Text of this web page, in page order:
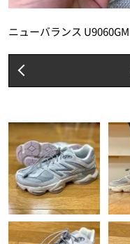
ニューバランス U9060GM